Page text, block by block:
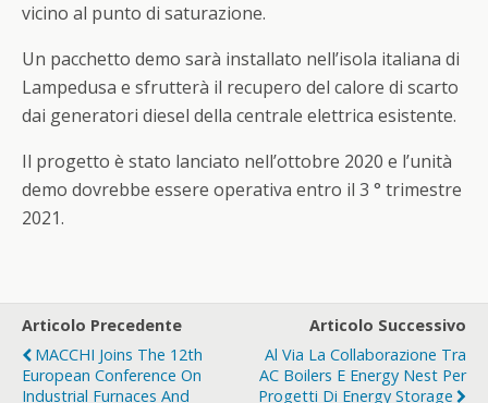
vicino al punto di saturazione.
Un pacchetto demo sarà installato nell’isola italiana di
Lampedusa e sfrutterà il recupero del calore di scarto
dai generatori diesel della centrale elettrica esistente.
Il progetto è stato lanciato nell’ottobre 2020 e l’unità
demo dovrebbe essere operativa entro il 3 ° trimestre
2021.
Articolo Precedente
MACCHI Joins The 12th
European Conference On
Industrial Furnaces And
Articolo Successivo
Al Via La Collaborazione Tra
AC Boilers E Energy Nest Per
Progetti Di Energy Storage